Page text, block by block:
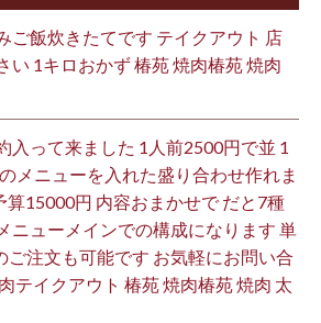
ご飯炊きたてです テイクアウト 店
い 1キロおかず 椿苑 焼肉椿苑 焼肉
入って来ました 1人前2500円で並 1
メニューを入れた盛り合わせ作れま
算15000円 内容おまかせで だと7種
ニューメインでの構成になります 単
ご注文も可能です お気軽にお問い合
テイクアウト 椿苑 焼肉椿苑 焼肉 太